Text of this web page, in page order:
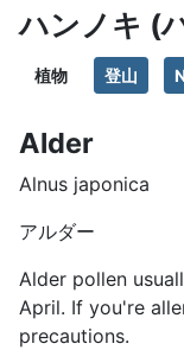
ハンノキ (
植物 登山
Alder
Alnus japonica
アルダー
Alder pollen
April. If you're
precautions.